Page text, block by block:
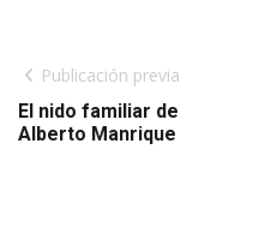
Publicación previa
El nido familiar de
Alberto Manrique